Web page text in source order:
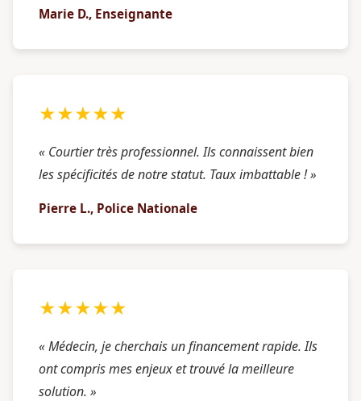
Marie D., Enseignante
★★★★★
« Courtier très professionnel. Ils connaissent bien
les spécificités de notre statut. Taux imbattable ! »
Pierre L., Police Nationale
★★★★★
« Médecin, je cherchais un financement rapide. Ils
ont compris mes enjeux et trouvé la meilleure
solution. »